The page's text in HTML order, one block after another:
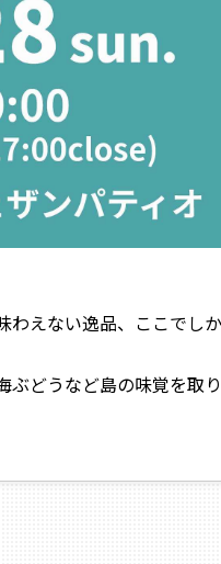
わえない逸品、ここでしか
ぶどうなど島の味覚を取り